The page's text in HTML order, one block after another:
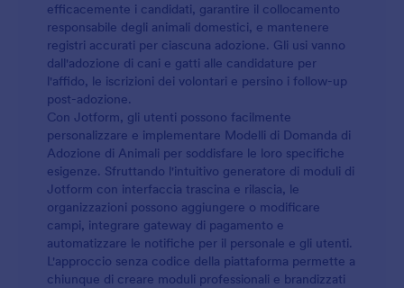
efficacemente i candidati, garantire il collocamento
responsabile degli animali domestici, e mantenere
registri accurati per ciascuna adozione. Gli usi vanno
dall'adozione di cani e gatti alle candidature per
l'affido, le iscrizioni dei volontari e persino i follow-up
post-adozione.
Con Jotform, gli utenti possono facilmente
personalizzare e implementare Modelli di Domanda di
Adozione di Animali per soddisfare le loro specifiche
esigenze. Sfruttando l'intuitivo generatore di moduli di
Jotform con interfaccia trascina e rilascia, le
organizzazioni possono aggiungere o modificare
campi, integrare gateway di pagamento e
automatizzare le notifiche per il personale e gli utenti.
L'approccio senza codice della piattaforma permette a
chiunque di creare moduli professionali e brandizzati